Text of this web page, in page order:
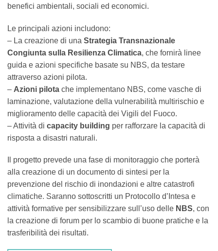
benefici ambientali, sociali ed economici.
Le principali azioni includono:
– La creazione di una Strategia Transnazionale
Congiunta sulla Resilienza Climatica, che fornirà linee
guida e azioni specifiche basate su NBS, da testare
attraverso azioni pilota.
– Azioni pilota che implementano NBS, come vasche di
laminazione, valutazione della vulnerabilità multirischio e
miglioramento delle capacità dei Vigili del Fuoco.
– Attività di capacity building per rafforzare la capacità di
risposta a disastri naturali.
Il progetto prevede una fase di monitoraggio che porterà
alla creazione di un documento di sintesi per la
prevenzione del rischio di inondazioni e altre catastrofi
climatiche. Saranno sottoscritti un Protocollo d’Intesa e
attività formative per sensibilizzare sull’uso delle NBS, con
la creazione di forum per lo scambio di buone pratiche e la
trasferibilità dei risultati.